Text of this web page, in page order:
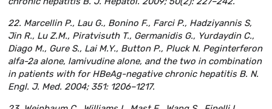
22. Marcellin P., Lau G., Bonino F., Farci P., Hadziyannis S,
Jin R., Lu Z.M., Piratvisuth T., Germanidis G., Yurdaydin C.,
Diago M., Gure S., Lai M.Y., Button P., Pluck N. Peginterferon
alfa-2a alone, lamivudine alone, and the two in combination
in patients with for HBeAg-negative chronic hepatitis B. N.
Engl. J. Med. 2004; 351: 1206–1217.